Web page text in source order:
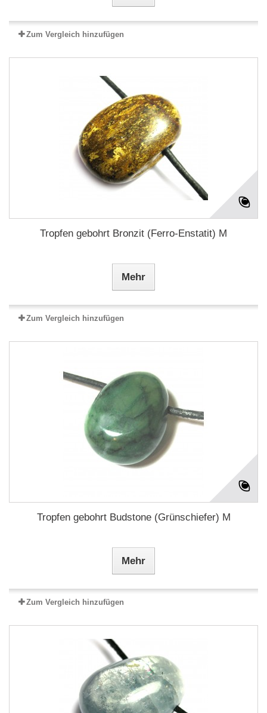
Zum Vergleich hinzufügen
Tropfen gebohrt Bronzit (Ferro-Enstatit) M
Mehr
Zum Vergleich hinzufügen
Tropfen gebohrt Budstone (Grünschiefer) M
Mehr
Zum Vergleich hinzufügen